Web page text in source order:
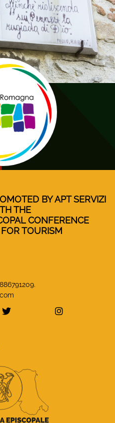
BY APT SERVIZI
THE
CONFERENCE
TOURISM
Facebook profile
Emilia-Romagna
visit Monasteri Emilia-
visit